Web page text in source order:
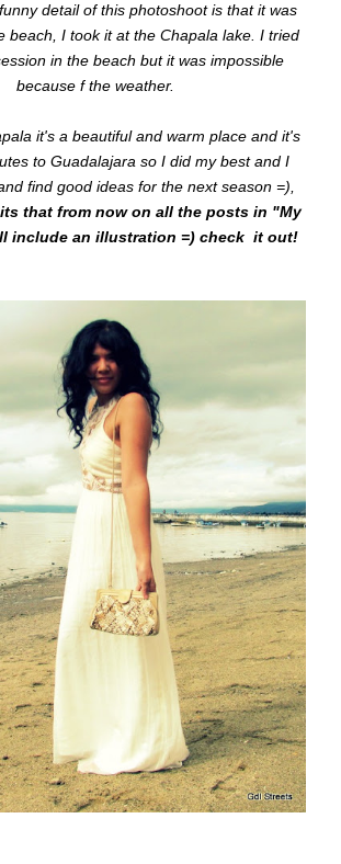
detail of this photoshoot is that it was
beach, I took it at the Chapala lake. I tried
in the beach but it was impossible
because f the weather.
it's a beautiful and warm place and it's
to Guadalajara so I did my best and I
find good ideas for the next season =),
that from now on all the posts in "My
include an illustration =) check it out!